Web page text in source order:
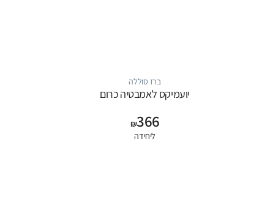
ברז סוללה
יועמיקס לאמבטיה כרום
₪366
ליחידה